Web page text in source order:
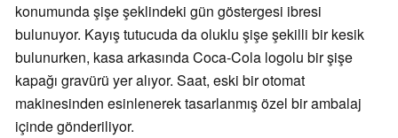
konumunda şişe şeklindeki gün göstergesi ibresi
bulunuyor. Kayış tutucuda da oluklu şişe şekilli bir kesik
bulunurken, kasa arkasında Coca-Cola logolu bir şişe
kapağı gravürü yer alıyor. Saat, eski bir otomat
makinesinden esinlenerek tasarlanmış özel bir ambalaj
içinde gönderiliyor.